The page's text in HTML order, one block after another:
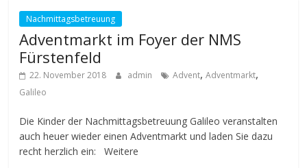
Nachmittagsbetreuung
Adventmarkt im Foyer der NMS
Fürstenfeld
22. November 2018 admin Advent,Adventmarkt,
Galileo
Die Kinder der Nachmittagsbetreuung Galileo veranstalten
auch heuer wieder einen Adventmarkt und laden Sie dazu
recht herzlich ein: Weitere